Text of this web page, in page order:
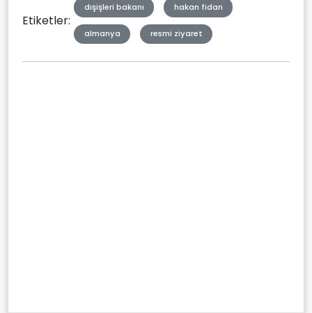
Etiketler:
dışişleri bakanı hakan fidan
almanya resmi ziyaret